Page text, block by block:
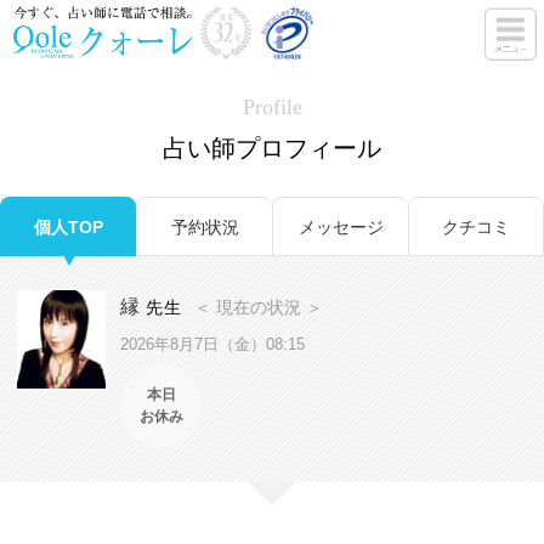
Profile
占い師プロフィール
個人TOP 予約状況 メッセージ クチコミ
縁 先生 ＜ 現在の状況 ＞
2026年8月7日（金）08:15
本日
お休み